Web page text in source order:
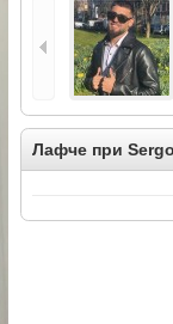
Лафче при